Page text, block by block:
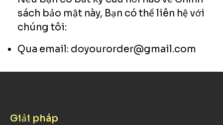
sách bảo mật này, Bạn có thể liên hệ với
chúng tôi:
Qua email: doyourorder@gmail.com
Giải pháp